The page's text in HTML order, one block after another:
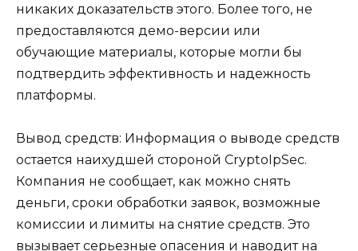
никаких доказательств этого. Более того, не
предоставляются демо-версии или
обучающие материалы, которые могли бы
подтвердить эффективность и надежность
платформы.
Вывод средств: Информация о выводе средств
остается наихудшей стороной CryptoIpSec.
Компания не сообщает, как можно снять
деньги, сроки обработки заявок, возможные
комиссии и лимиты на снятие средств. Это
вызывает серьезные опасения и наводит на